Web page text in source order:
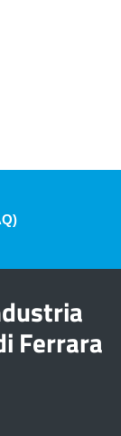
Ferrara